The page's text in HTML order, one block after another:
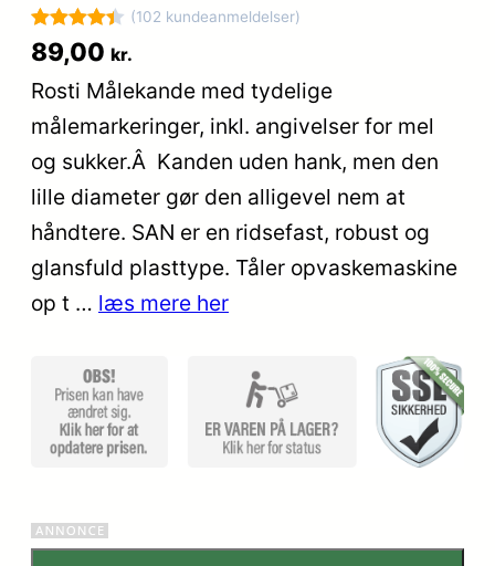
Bedømt
som
ud af 5
baseret
102
kundebedø
mmelser
(102 kundeanmeldelser)
89,00 kr.
Rosti Målekande med tydelige
målemarkeringer, inkl. angivelser for mel
og sukker.Â Kanden uden hank, men den
lille diameter gør den alligevel nem at
håndtere. SAN er en ridsefast, robust og
glansfuld plasttype. Tåler opvaskemaskine
op t … læs mere her